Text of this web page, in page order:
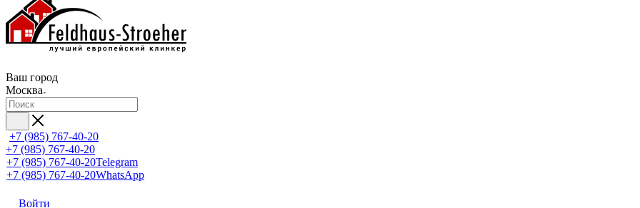
Ваш город
Москва
+7 (985) 767-40-20
+7 (985) 767-40-20
+7 (985) 767-40-20Telegram
+7 (985) 767-40-20WhatsApp
Войти